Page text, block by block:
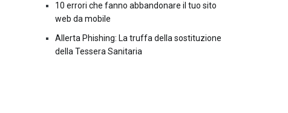
10 errori che fanno abbandonare il tuo sito
web da mobile
Allerta Phishing: La truffa della sostituzione
della Tessera Sanitaria